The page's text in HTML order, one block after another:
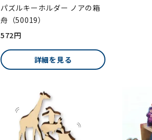
パズルキーホルダー ノアの箱
舟（50019）
572円
詳細を見る